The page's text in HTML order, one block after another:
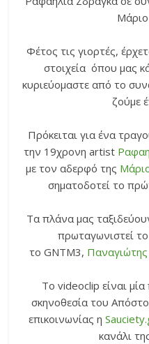
Φέτος τις γιορτές,
στοιχεία όπου μας
κυριεύομαστε από το
ζούμε
Πρόκειται για ένα
την 19χρονη artist
με τον αδερφό της
σηματοδοτεί το
Τα πλάνα μας
πρωταγωνιστεί
το GNTM3,
Το videoclip είναι
σκηνοθεσία του
επικοινωνίας η
κανάλι